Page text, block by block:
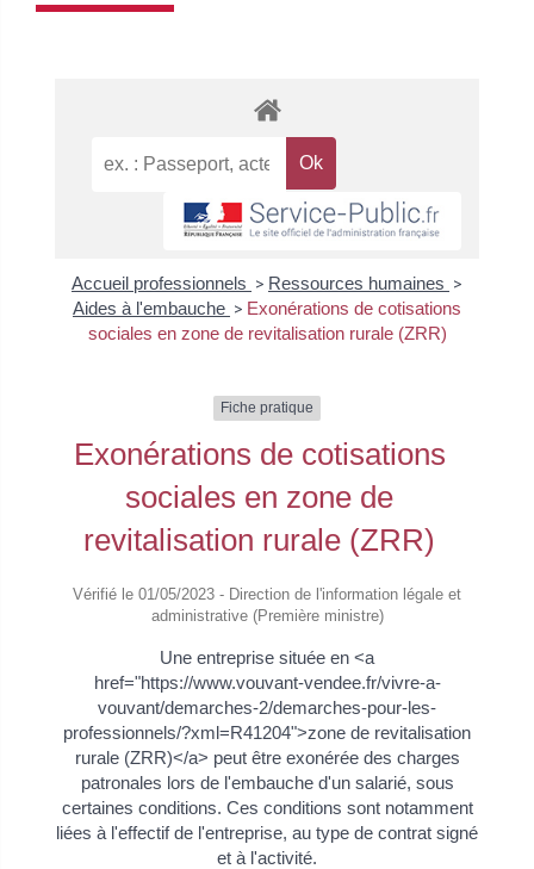
Accueil professionnels > Ressources humaines >
Aides à l'embauche > Exonérations de cotisations
sociales en zone de revitalisation rurale (ZRR)
Fiche pratique
Exonérations de cotisations
sociales en zone de
revitalisation rurale (ZRR)
Vérifié le 01/05/2023 - Direction de l'information légale et
administrative (Première ministre)
Une entreprise située en <a
href="https://www.vouvant-vendee.fr/vivre-a-
vouvant/demarches-2/demarches-pour-les-
professionnels/?xml=R41204">zone de revitalisation
rurale (ZRR)</a> peut être exonérée des charges
patronales lors de l'embauche d'un salarié, sous
certaines conditions. Ces conditions sont notamment
liées à l'effectif de l'entreprise, au type de contrat signé
et à l'activité.